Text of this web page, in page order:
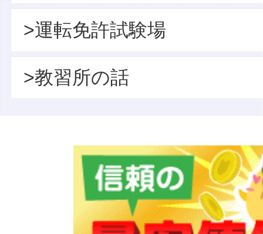
>運転免許試験場
>教習所の話